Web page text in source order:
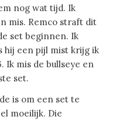
nog wat tijd. Ik
mis. Remco straft dit
set beginnen. Ik
hij een pijl mist krijg ik
Ik mis de bullseye en
set.
is om een set te
moeilijk. Die